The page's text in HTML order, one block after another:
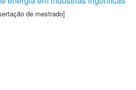
de mestrado]